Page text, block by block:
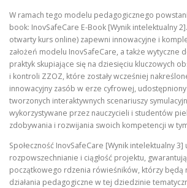
W ramach tego modelu pedagogicznego
book: InovSafeCare E-Book [Wynik intelektualny
otwarty kurs online) zapewni innowacyjne i
założeń modelu InovSafeCare, a także wytyczne
praktyk skupiające się na dziesięciu kluczowych
i kontroli ZZOZ, które zostały wcześniej
innowacyjny zasób w erze cyfrowej,
tworzonych interaktywnych scenariuszy
wykorzystywane przez nauczycieli i studentów
zdobywania i rozwijania swoich kompetencji w
Społeczność InovSafeCare [Wynik intelektualny 3]
rozpowszechnianie i ciągłość projektu,
początkowego rdzenia rówieśników, którzy będą
działania pedagogiczne w tej dziedzinie